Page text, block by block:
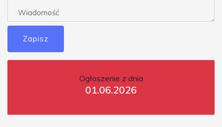
Zapisz
Ogłoszenie z dnia
01.06.2026